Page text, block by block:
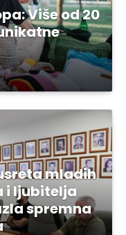
Više od 20
mladih
i ljubitelja
spremna